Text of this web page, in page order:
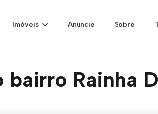
Imóveis Anuncie Sobre
Rainha